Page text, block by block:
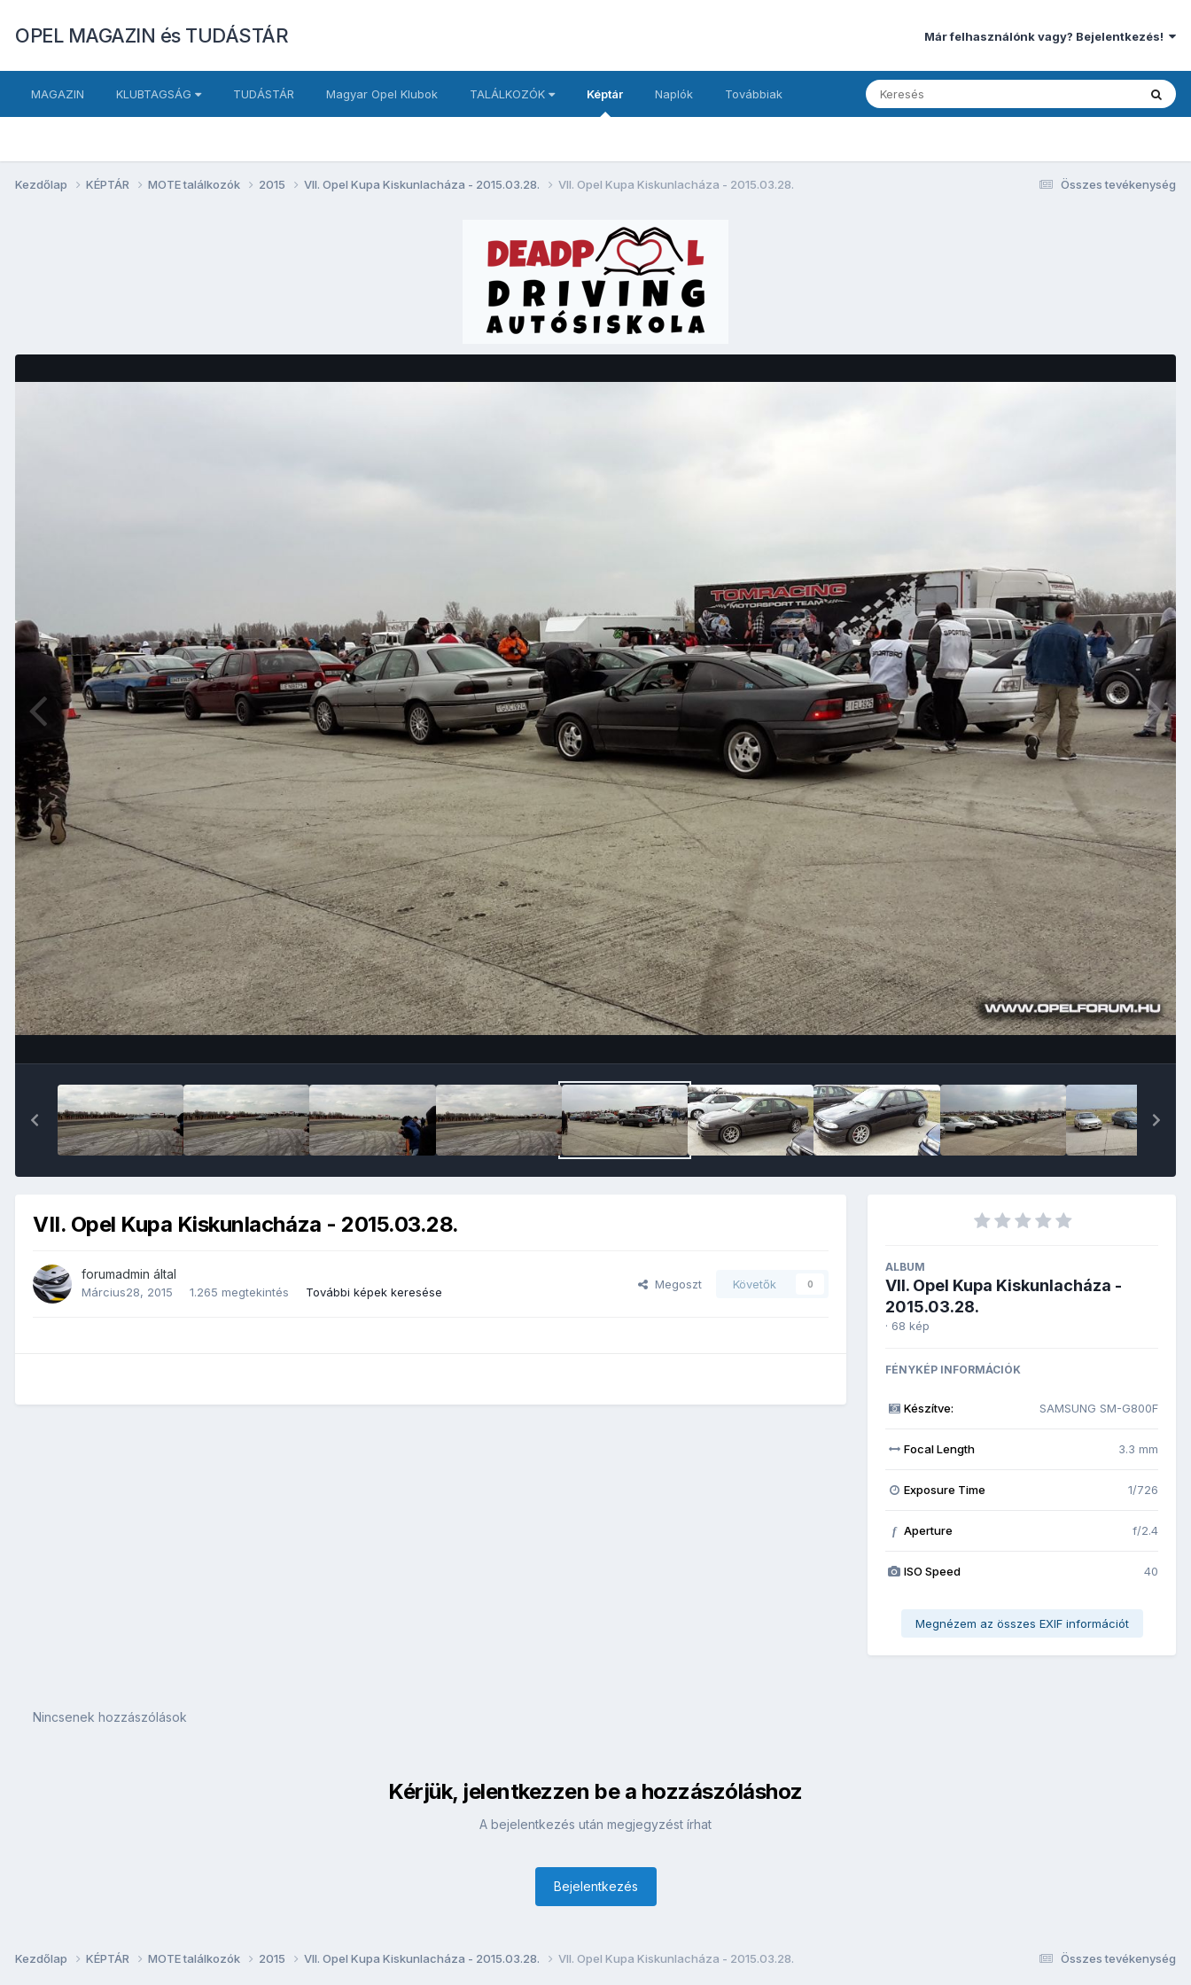
OPEL MAGAZIN és TUDÁSTÁR Már felhasználónk vagy? Bejelentkezés!
MAGAZIN KLUBTAGSÁG TUDÁSTÁR Magyar Opel Klubok TALÁLKOZÓK Képtár Naplók Továbbiak
Összes tevékenység
Kezdőlap KÉPTÁR MOTE találkozók 2015 VII. Opel Kupa Kiskunlacháza - 2015.03.28. VII. Opel Kupa Kiskunlacháza - 2015.03.28.
Image Tools
VII. Opel Kupa Kiskunlacháza - 2015.03.28.
forumadmin által
Március28, 2015 1.265 megtekintés További képek keresése
Megoszt Követők 0
ALBUM
VII. Opel Kupa Kiskunlacháza -
2015.03.28.
· 68 kép
FÉNYKÉP INFORMÁCIÓK
Készítve: SAMSUNG SM-G800F
Focal Length 3.3 mm
Exposure Time 1/726
f Aperture f/2.4
ISO Speed 40
Megnézem az összes EXIF információt
Nincsenek hozzászólások
Kérjük, jelentkezzen be a hozzászóláshoz
A bejelentkezés után megjegyzést írhat
Bejelentkezés
Összes tevékenység
Kezdőlap KÉPTÁR MOTE találkozók 2015 VII. Opel Kupa Kiskunlacháza - 2015.03.28. VII. Opel Kupa Kiskunlacháza - 2015.03.28.